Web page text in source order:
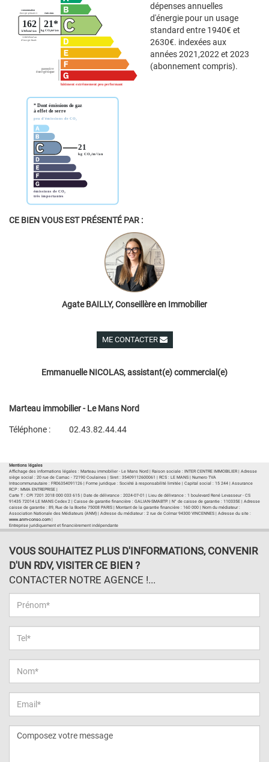
dépenses annuelles
d'énergie pour un usage
standard entre 1940€ et
2630€. indexées aux
années 2021,2022 et 2023
(abonnement compris).
CE BIEN VOUS EST PRÉSENTÉ PAR :
Agate BAILLY, Conseillère en Immobilier
ME CONTACTER
Emmanuelle NICOLAS, assistant(e) commercial(e)
Marteau immobilier - Le Mans Nord
Téléphone :
02.43.82.44.44
Mentions légales
Affichage des informations légales : Marteau immobilier - Le Mans Nord | Raison sociale : INTER CENTRE IMMOBILIER | Adresse
siège social : 20 rue de Carnac - 72190 Coulaines | Siret : 35409112600061 | RCS : LE MANS | Numero TVA
Intracommunautaire : FR06354091126 | Forme juridique : Société à responsabilité limitée | Capital social : 15 244 | Assurance
RCP : MMA ENTREPRISE |
Carte T : CPI 7201 2018 000 033 615 | Date de délivrance : 2024-07-01 | Lieu de délivrance : 1 boulevard René Levasseur - CS
91435 72014 LE MANS Cedex 2 | Caisse de garantie financière : GALIAN-SMABTP. | N° de caisse de garantie : 110335E | Adresse
caisse de garantie : 89, Rue de la Boetie 75008 PARIS | Montant de la garantie financière : 160 000 | Nom du médiateur :
Association Nationale des Médiateurs (ANM) | Adresse du médiateur : 2 rue de Colmar 94300 VINCENNES | Adresse du site :
www.anm-conso.com
Entreprise juridiquement et financièrement indépendante
VOUS SOUHAITEZ PLUS D'INFORMATIONS, CONVENIR
D'UN RDV, VISITER CE BIEN ?
CONTACTER NOTRE AGENCE !...